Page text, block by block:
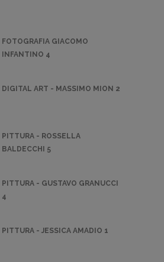
FOTOGRAFIA GIACOMO
INFANTINO 4
DIGITAL ART - MASSIMO MION 2
PITTURA - ROSSELLA
BALDECCHI 5
PITTURA - GUSTAVO GRANUCCI
4
PITTURA - JESSICA AMADIO 1